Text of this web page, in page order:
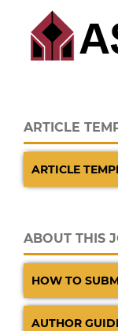
ARTICLE
ARTICLE
ABOUT THIS
HOW TO
AUTHOR